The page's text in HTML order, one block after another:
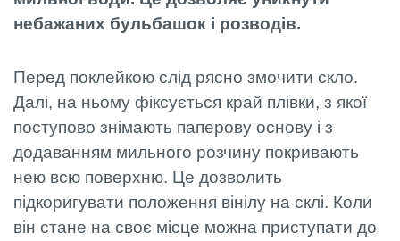
небажаних бульбашок і розводів.
Перед поклейкою слід рясно змочити скло.
Далі, на ньому фіксується край плівки, з якої
поступово знімають паперову основу і з
додаванням мильного розчину покривають
нею всю поверхню. Це дозволить
підкоригувати положення вінілу на склі. Коли
він стане на своє місце можна приступати до